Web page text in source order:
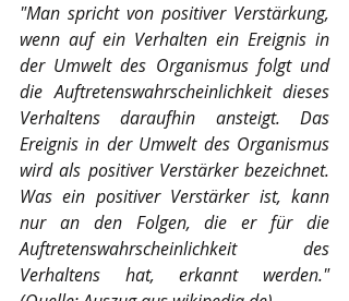
"Man spricht von positiver Verstärkung,
wenn auf ein Verhalten ein Ereignis in
der Umwelt des Organismus folgt und
die Auftretenswahrscheinlichkeit dieses
Verhaltens daraufhin ansteigt. Das
Ereignis in der Umwelt des Organismus
wird als positiver Verstärker bezeichnet.
Was ein positiver Verstärker ist, kann
nur an den Folgen, die er für die
Auftretenswahrscheinlichkeit des
Verhaltens hat, erkannt werden."